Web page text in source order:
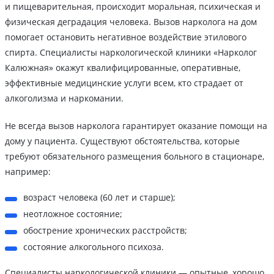
и пищеварительная, происходит моральная, психическая и
физическая деградация человека. Вызов нарколога на дом
помогает остановить негативное воздействие этилового
спирта. Специалисты наркологической клиники «Нарколог
Калюжная» окажут квалифицированные, оперативные,
эффективные медицинские услуги всем, кто страдает от
алкоголизма и наркомании.
Не всегда вызов нарколога гарантирует оказание помощи на
дому у пациента. Существуют обстоятельства, которые
требуют обязательного размещения больного в стационаре,
например:
возраст человека (60 лет и старше);
неотложное состояние;
обострение хронических расстройств;
состояние алкогольного психоза.